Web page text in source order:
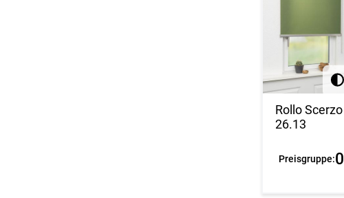
Rollo Scerzo
26.13
Preisgruppe:0